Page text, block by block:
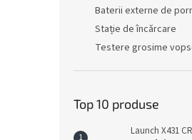
Baterii externe de
Stație de încărcare
Testere grosime
Top 10 produse
Launch X431